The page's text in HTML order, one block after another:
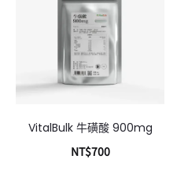
VitalBulk 牛磺酸 900mg
NT$700